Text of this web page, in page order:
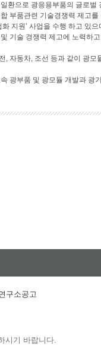
환으로 광응용부품의 글로
부품관련 기술경쟁력 제고
지원’ 사업을 수행 하고 있
기술 경쟁력 제고에 노력하
, 자동차, 조선 등과 같이 광
광부품 및 광모듈 개발과 광
구소공고
시기 바랍니다.